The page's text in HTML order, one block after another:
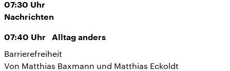
07:30 Uhr
Nachrichten
07:40 Uhr Alltag anders
Barrierefreiheit
Von Matthias Baxmann und Matthias Eckoldt